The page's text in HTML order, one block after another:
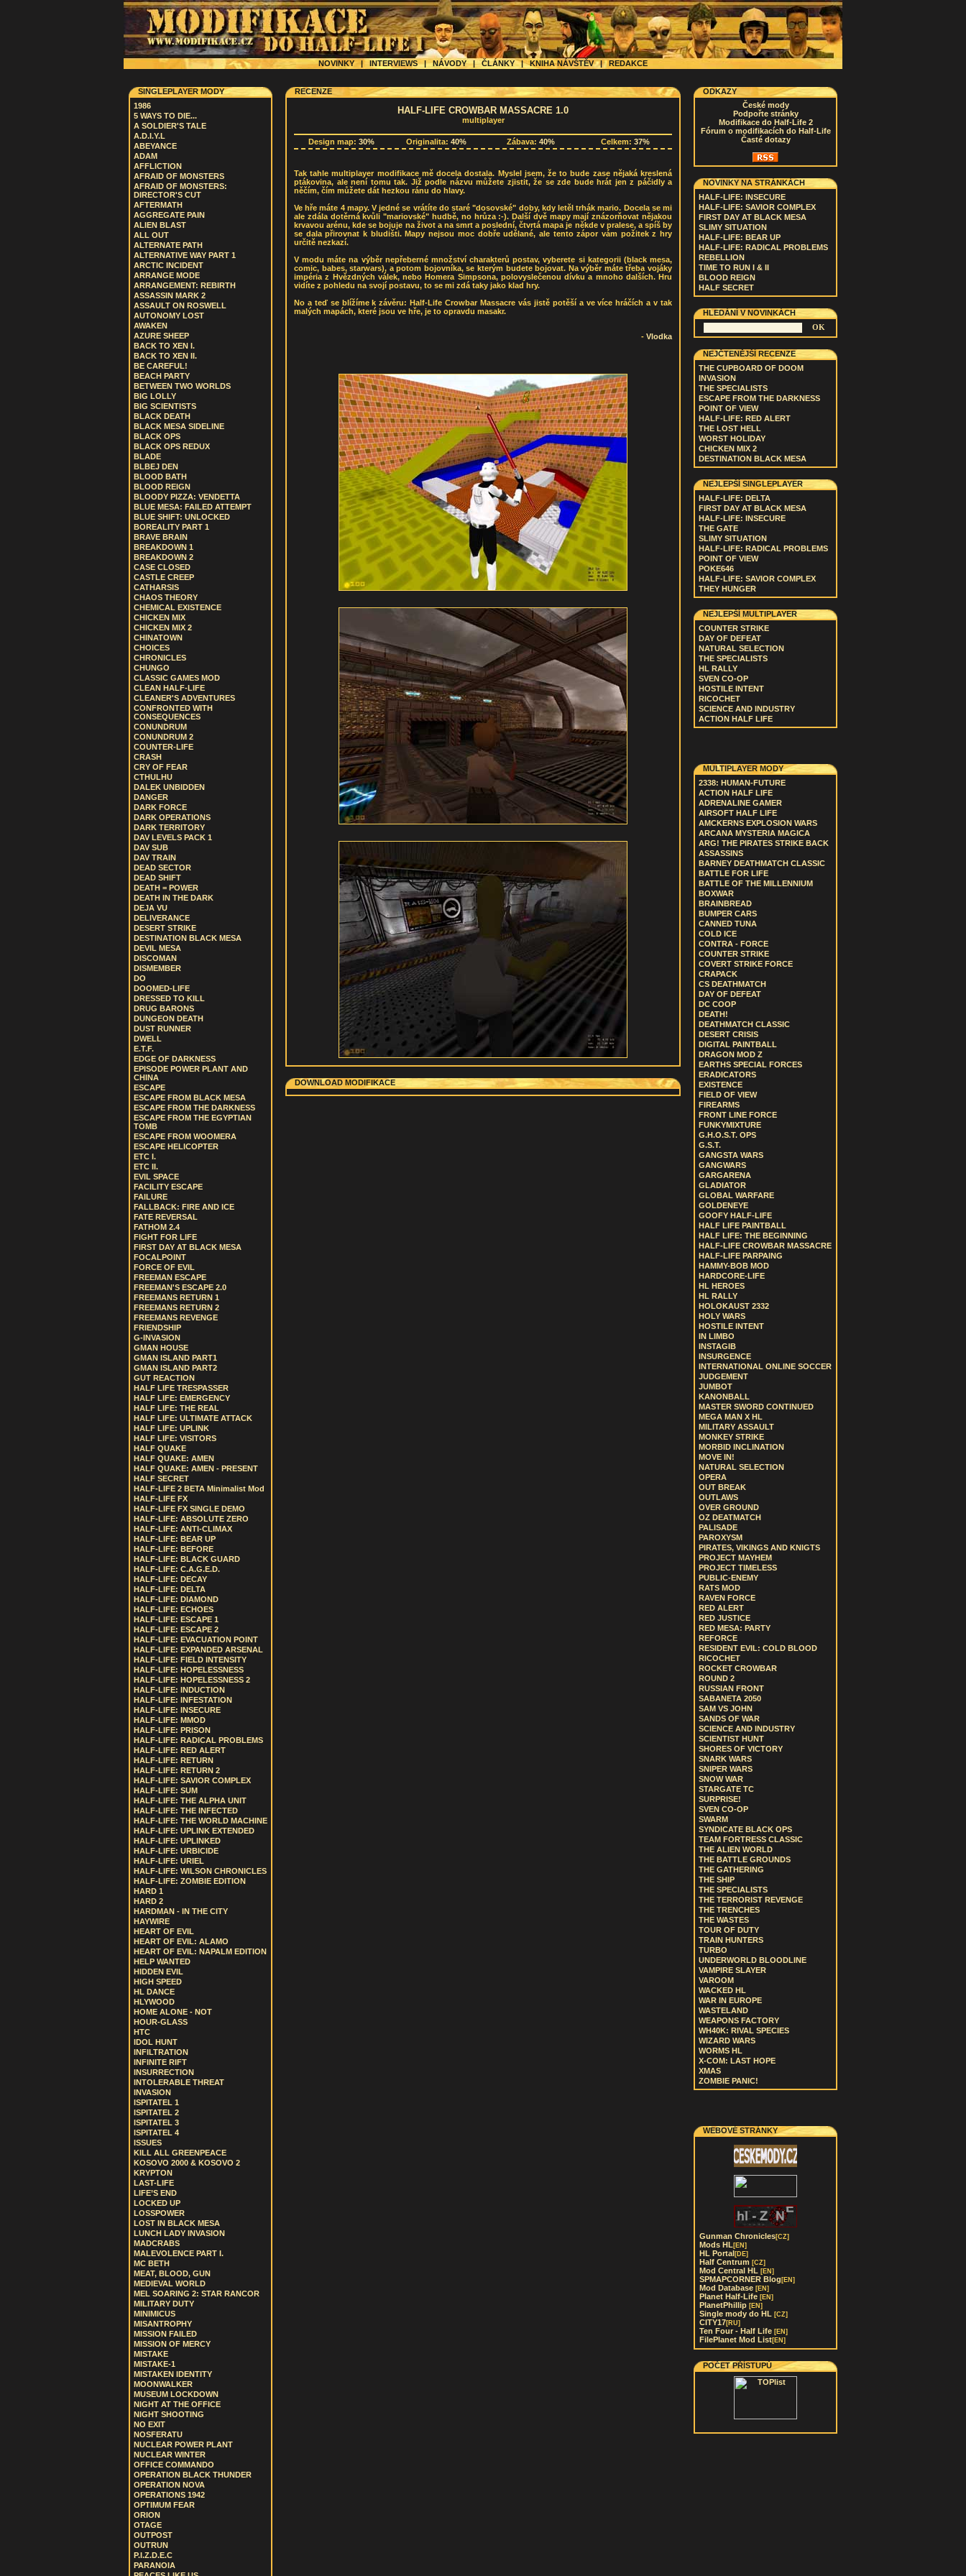
NOVINKY | INTERVIEWS|NÁVODY|ČLÁNKY|KNIHA NÁVŠTĚV|REDAKCE
SINGLEPLAYER MODY
1986
5 WAYS TO DIE...
A SOLDIER'S TALE
A.D.I.Y.L
ABEYANCE
ADAM
AFFLICTION
AFRAID OF MONSTERS
AFRAID OF MONSTERS:
DIRECTOR'S CUT
AFTERMATH
AGGREGATE PAIN
ALIEN BLAST
ALL OUT
ALTERNATE PATH
ALTERNATIVE WAY PART 1
ARCTIC INCIDENT
ARRANGE MODE
ARRANGEMENT: REBIRTH
ASSASSIN MARK 2
ASSAULT ON ROSWELL
AUTONOMY LOST
AWAKEN
AZURE SHEEP
BACK TO XEN I.
BACK TO XEN II.
BE CAREFUL!
BEACH PARTY
BETWEEN TWO WORLDS
BIG LOLLY
BIG SCIENTISTS
BLACK DEATH
BLACK MESA SIDELINE
BLACK OPS
BLACK OPS REDUX
BLADE
BLBEJ DEN
BLOOD BATH
BLOOD REIGN
BLOODY PIZZA: VENDETTA
BLUE MESA: FAILED ATTEMPT
BLUE SHIFT: UNLOCKED
BOREALITY PART 1
BRAVE BRAIN
BREAKDOWN 1
BREAKDOWN 2
CASE CLOSED
CASTLE CREEP
CATHARSIS
CHAOS THEORY
CHEMICAL EXISTENCE
CHICKEN MIX
CHICKEN MIX 2
CHINATOWN
CHOICES
CHRONICLES
CHUNGO
CLASSIC GAMES MOD
CLEAN HALF-LIFE
CLEANER'S ADVENTURES
CONFRONTED WITH
CONSEQUENCES
CONUNDRUM
CONUNDRUM 2
COUNTER-LIFE
CRASH
CRY OF FEAR
CTHULHU
DALEK UNBIDDEN
DANGER
DARK FORCE
DARK OPERATIONS
DARK TERRITORY
DAV LEVELS PACK 1
DAV SUB
DAV TRAIN
DEAD SECTOR
DEAD SHIFT
DEATH = POWER
DEATH IN THE DARK
DEJA VU
DELIVERANCE
DESERT STRIKE
DESTINATION BLACK MESA
DEVIL MESA
DISCOMAN
DISMEMBER
DO
DOOMED-LIFE
DRESSED TO KILL
DRUG BARONS
DUNGEON DEATH
DUST RUNNER
DWELL
E.T.F.
EDGE OF DARKNESS
EPISODE POWER PLANT AND
CHINA
ESCAPE
ESCAPE FROM BLACK MESA
ESCAPE FROM THE DARKNESS
ESCAPE FROM THE EGYPTIAN
TOMB
ESCAPE FROM WOOMERA
ESCAPE HELICOPTER
ETC I.
ETC II.
EVIL SPACE
FACILITY ESCAPE
FAILURE
FALLBACK: FIRE AND ICE
FATE REVERSAL
FATHOM 2.4
FIGHT FOR LIFE
FIRST DAY AT BLACK MESA
FOCALPOINT
FORCE OF EVIL
FREEMAN ESCAPE
FREEMAN'S ESCAPE 2.0
FREEMANS RETURN 1
FREEMANS RETURN 2
FREEMANS REVENGE
FRIENDSHIP
G-INVASION
GMAN HOUSE
GMAN ISLAND PART1
GMAN ISLAND PART2
GUT REACTION
HALF LIFE TRESPASSER
HALF LIFE: EMERGENCY
HALF LIFE: THE REAL
HALF LIFE: ULTIMATE ATTACK
HALF LIFE: UPLINK
HALF LIFE: VISITORS
HALF QUAKE
HALF QUAKE: AMEN
HALF QUAKE: AMEN - PRESENT
HALF SECRET
HALF-LIFE 2 BETA Minimalist Mod
HALF-LIFE FX
HALF-LIFE FX SINGLE DEMO
HALF-LIFE: ABSOLUTE ZERO
HALF-LIFE: ANTI-CLIMAX
HALF-LIFE: BEAR UP
HALF-LIFE: BEFORE
HALF-LIFE: BLACK GUARD
HALF-LIFE: C.A.G.E.D.
HALF-LIFE: DECAY
HALF-LIFE: DELTA
HALF-LIFE: DIAMOND
HALF-LIFE: ECHOES
HALF-LIFE: ESCAPE 1
HALF-LIFE: ESCAPE 2
HALF-LIFE: EVACUATION POINT
HALF-LIFE: EXPANDED ARSENAL
HALF-LIFE: FIELD INTENSITY
HALF-LIFE: HOPELESSNESS
HALF-LIFE: HOPELESSNESS 2
HALF-LIFE: INDUCTION
HALF-LIFE: INFESTATION
HALF-LIFE: INSECURE
HALF-LIFE: MMOD
HALF-LIFE: PRISON
HALF-LIFE: RADICAL PROBLEMS
HALF-LIFE: RED ALERT
HALF-LIFE: RETURN
HALF-LIFE: RETURN 2
HALF-LIFE: SAVIOR COMPLEX
HALF-LIFE: SUM
HALF-LIFE: THE ALPHA UNIT
HALF-LIFE: THE INFECTED
HALF-LIFE: THE WORLD MACHINE
HALF-LIFE: UPLINK EXTENDED
HALF-LIFE: UPLINKED
HALF-LIFE: URBICIDE
HALF-LIFE: URIEL
HALF-LIFE: WILSON CHRONICLES
HALF-LIFE: ZOMBIE EDITION
HARD 1
HARD 2
HARDMAN - IN THE CITY
HAYWIRE
HEART OF EVIL
HEART OF EVIL: ALAMO
HEART OF EVIL: NAPALM EDITION
HELP WANTED
HIDDEN EVIL
HIGH SPEED
HL DANCE
HLYWOOD
HOME ALONE - NOT
HOUR-GLASS
HTC
IDOL HUNT
INFILTRATION
INFINITE RIFT
INSURRECTION
INTOLERABLE THREAT
INVASION
ISPITATEL 1
ISPITATEL 2
ISPITATEL 3
ISPITATEL 4
ISSUES
KILL ALL GREENPEACE
KOSOVO 2000 & KOSOVO 2
KRYPTON
LAST-LIFE
LIFE’S END
LOCKED UP
LOSSPOWER
LOST IN BLACK MESA
LUNCH LADY INVASION
MADCRABS
MALEVOLENCE PART I.
MC BETH
MEAT, BLOOD, GUN
MEDIEVAL WORLD
MEL SOARING 2: STAR RANCOR
MILITARY DUTY
MINIMICUS
MISANTROPHY
MISSION FAILED
MISSION OF MERCY
MISTAKE
MISTAKE-1
MISTAKEN IDENTITY
MOONWALKER
MUSEUM LOCKDOWN
NIGHT AT THE OFFICE
NIGHT SHOOTING
NO EXIT
NOSFERATU
NUCLEAR POWER PLANT
NUCLEAR WINTER
OFFICE COMMANDO
OPERATION BLACK THUNDER
OPERATION NOVA
OPERATIONS 1942
OPTIMUM FEAR
ORION
OTAGE
OUTPOST
OUTRUN
P.I.Z.D.E.C
PARANOIA
RECENZE
HALF-LIFE CROWBAR MASSACRE 1.0
multiplayer
Design map: 30% Originalita: 40% Zábava: 40% Celkem: 37%
Tak tahle multiplayer modifikace mě docela dostala. Myslel jsem, že to bude zase nějaká kreslená
ptákovina, ale není tomu tak. Již podle názvu můžete zjistit, že se zde bude hrát jen z páčidly a
něčím, čím můžete dát hezkou ránu do hlavy.
Ve hře máte 4 mapy. V jedné se vrátíte do staré "dosovské" doby, kdy letěl trhák mario. Docela se mi
ale zdála dotěrná kvůli "mariovské" hudbě, no hrůza :-). Další dvě mapy mají znázorňovat nějakou
krvavou arénu, kde se bojuje na život a na smrt a poslední, čtvrtá mapa je někde v pralese, a spíš by
se dala přirovnat k bludišti. Mapy nejsou moc dobře udělané, ale tento zápor vám požitek z hry
určitě nezkazí.
V modu máte na výběr nepřeberné množství charakterů postav, vyberete si kategorii (black mesa,
comic, babes, starwars), a potom bojovníka, se kterým budete bojovat. Na výběr máte třeba vojáky
impéria z Hvězdných válek, nebo Homera Simpsona, polovyslečenou dívku a mnoho dalších. Hru
vidíte z pohledu na svojí postavu, to se mi zdá taky jako klad hry.
No a teď se blížíme k závěru: Half-Life Crowbar Massacre vás jistě potěší a ve více hráčích a v tak
malých mapách, které jsou ve hře, je to opravdu masakr.
- Vlodka
DOWNLOAD MODIFIKACE
ODKAZY
České mody
Podpořte stránky
Modifikace do Half-Life 2
Fórum o modifikacích do Half-Life
Časté dotazy
NOVINKY NA STRÁNKÁCH
HALF-LIFE: INSECURE
HALF-LIFE: SAVIOR COMPLEX
FIRST DAY AT BLACK MESA
SLIMY SITUATION
HALF-LIFE: BEAR UP
HALF-LIFE: RADICAL PROBLEMS
REBELLION
TIME TO RUN I & II
BLOOD REIGN
HALF SECRET
HLEDÁNÍ V NOVINKÁCH
NEJČTENĚJŠÍ RECENZE
THE CUPBOARD OF DOOM
INVASION
THE SPECIALISTS
ESCAPE FROM THE DARKNESS
POINT OF VIEW
HALF-LIFE: RED ALERT
THE LOST HELL
WORST HOLIDAY
CHICKEN MIX 2
DESTINATION BLACK MESA
NEJLEPŠÍ SINGLEPLAYER
HALF-LIFE: DELTA
FIRST DAY AT BLACK MESA
HALF-LIFE: INSECURE
THE GATE
SLIMY SITUATION
HALF-LIFE: RADICAL PROBLEMS
POINT OF VIEW
POKE646
HALF-LIFE: SAVIOR COMPLEX
THEY HUNGER
NEJLEPŠÍ MULTIPLAYER
COUNTER STRIKE
DAY OF DEFEAT
NATURAL SELECTION
THE SPECIALISTS
HL RALLY
SVEN CO-OP
HOSTILE INTENT
RICOCHET
SCIENCE AND INDUSTRY
ACTION HALF LIFE
MULTIPLAYER MODY
2338: HUMAN-FUTURE
ACTION HALF LIFE
ADRENALINE GAMER
AIRSOFT HALF LIFE
AMCKERNS EXPLOSION WARS
ARCANA MYSTERIA MAGICA
ARG! THE PIRATES STRIKE BACK
ASSASSINS
BARNEY DEATHMATCH CLASSIC
BATTLE FOR LIFE
BATTLE OF THE MILLENNIUM
BOXWAR
BRAINBREAD
BUMPER CARS
CANNED TUNA
COLD ICE
CONTRA - FORCE
COUNTER STRIKE
COVERT STRIKE FORCE
CRAPACK
CS DEATHMATCH
DAY OF DEFEAT
DC COOP
DEATH!
DEATHMATCH CLASSIC
DESERT CRISIS
DIGITAL PAINTBALL
DRAGON MOD Z
EARTHS SPECIAL FORCES
ERADICATORS
EXISTENCE
FIELD OF VIEW
FIREARMS
FRONT LINE FORCE
FUNKYMIXTURE
G.H.O.S.T. OPS
G.S.T.
GANGSTA WARS
GANGWARS
GARGARENA
GLADIATOR
GLOBAL WARFARE
GOLDENEYE
GOOFY HALF-LIFE
HALF LIFE PAINTBALL
HALF LIFE: THE BEGINNING
HALF-LIFE CROWBAR MASSACRE
HALF-LIFE PARPAING
HAMMY-BOB MOD
HARDCORE-LIFE
HL HEROES
HL RALLY
HOLOKAUST 2332
HOLY WARS
HOSTILE INTENT
IN LIMBO
INSTAGIB
INSURGENCE
INTERNATIONAL ONLINE SOCCER
JUDGEMENT
JUMBOT
KANONBALL
MASTER SWORD CONTINUED
MEGA MAN X HL
MILITARY ASSAULT
MONKEY STRIKE
MORBID INCLINATION
MOVE IN!
NATURAL SELECTION
OPERA
OUT BREAK
OUTLAWS
OVER GROUND
OZ DEATMATCH
PALISADE
PAROXYSM
PIRATES, VIKINGS AND KNIGTS
PROJECT MAYHEM
PROJECT TIMELESS
PUBLIC-ENEMY
RATS MOD
RAVEN FORCE
RED ALERT
RED JUSTICE
RED MESA: PARTY
REFORCE
RESIDENT EVIL: COLD BLOOD
RICOCHET
ROCKET CROWBAR
ROUND 2
RUSSIAN FRONT
SABANETA 2050
SAM VS JOHN
SANDS OF WAR
SCIENCE AND INDUSTRY
SCIENTIST HUNT
SHORES OF VICTORY
SNARK WARS
SNIPER WARS
SNOW WAR
STARGATE TC
SURPRISE!
SVEN CO-OP
SWARM
SYNDICATE BLACK OPS
TEAM FORTRESS CLASSIC
THE ALIEN WORLD
THE BATTLE GROUNDS
THE GATHERING
THE SHIP
THE SPECIALISTS
THE TERRORIST REVENGE
THE TRENCHES
THE WASTES
TOUR OF DUTY
TRAIN HUNTERS
TURBO
UNDERWORLD BLOODLINE
VAMPIRE SLAYER
VAROOM
WACKED HL
WAR IN EUROPE
WASTELAND
WEAPONS FACTORY
WH40K: RIVAL SPECIES
WIZARD WARS
WORMS HL
X-COM: LAST HOPE
XMAS
ZOMBIE PANIC!
WEBOVÉ STRÁNKY
Gunman Chronicles[CZ]
Mods HL [EN]
HL Portal[DE]
Half Centrum [CZ]
Mod Central HL [EN]
SPMAPCORNER Blog [EN]
Mod Database [EN]
Planet Half-Life [EN]
PlanetPhillip [EN]
Single mody do HL [CZ]
CITY17[RU]
Ten Four - Half Life [EN]
FilePlanet Mod List[EN]
POČET PŘÍSTUPŮ